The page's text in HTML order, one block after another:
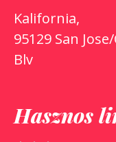
Kalifornia,
95129 San
Blv
Hasznos